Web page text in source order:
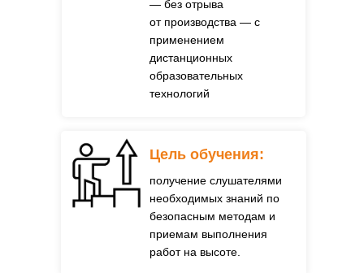
— без отрыва
от производства — с
применением
дистанционных
образовательных
технологий
получение слушателями
необходимых знаний по
безопасным методам и
приемам выполнения
работ на высоте.
Цель обучения: